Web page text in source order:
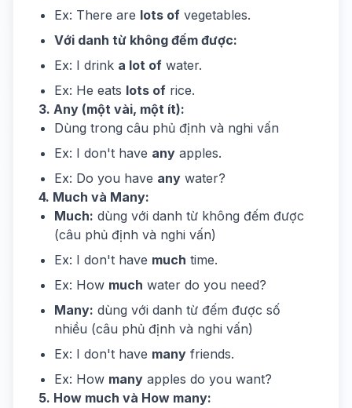
Ex: There are lots of vegetables.
Với danh từ không đếm được:
Ex: I drink a lot of water.
Ex: He eats lots of rice.
3. Any (một vài, một ít):
Dùng trong câu phủ định và nghi vấn
Ex: I don't have any apples.
Ex: Do you have any water?
4. Much và Many:
Much: dùng với danh từ không đếm được
(câu phủ định và nghi vấn)
Ex: I don't have much time.
Ex: How much water do you need?
Many: dùng với danh từ đếm được số
nhiều (câu phủ định và nghi vấn)
Ex: I don't have many friends.
Ex: How many apples do you want?
5. How much và How many: